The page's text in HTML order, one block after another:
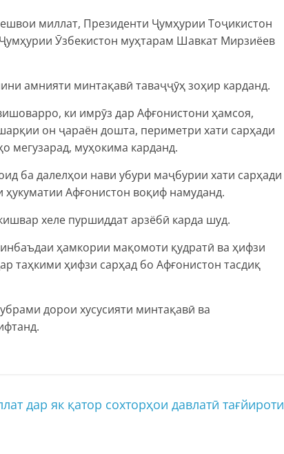
миллат, Президенти Ҷумҳурии Тоҷикистон
Ӯзбекистон муҳтарам Шавкат Мирзиёев
амнияти минтақавӣ таваҷҷӯҳ зоҳир карданд.
ки имрӯз дар Афғонистони ҳамсоя,
он ҷараён дошта, периметри хати сарҳади
мегузарад, муҳокима карданд.
ба далелҳои нави убури маҷбурии хати сарҳади
Афғонистон воқиф намуданд.
хеле пуршиддат арзёбӣ карда шуд.
ҳамкории мақомоти қудратӣ ва ҳифзи
таҳкими ҳифзи сарҳад бо Афғонистон тасдиқ
дорои хусусияти минтақавӣ ва
дар як қатор сохторҳои давлатӣ тағйироти